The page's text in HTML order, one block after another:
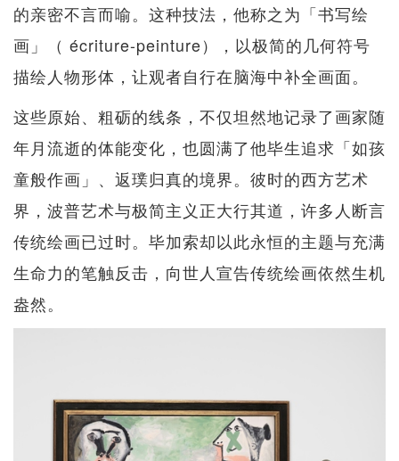
的亲密不言而喻。这种技法，他称之为「书写绘
画」（ écriture-peinture），以极简的几何符号
描绘人物形体，让观者自行在脑海中补全画面。
这些原始、粗砺的线条，不仅坦然地记录了画家随
年月流逝的体能变化，也圆满了他毕生追求「如孩
童般作画」、返璞归真的境界。彼时的西方艺术
界，波普艺术与极简主义正大行其道，许多人断言
传统绘画已过时。毕加索却以此永恒的主题与充满
生命力的笔触反击，向世人宣告传统绘画依然生机
盎然。